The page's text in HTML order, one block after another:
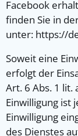
Facebook
finden Sie in
unter: https://
Soweit eine
erfolgt der
Art. 6 Abs. 1 lit.
Einwilligung ist
Einwilligung
des Dienstes